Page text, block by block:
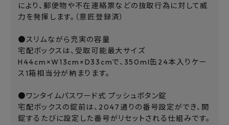
により、郵便物や不在連絡票などの抜取行為に対して威
力を発揮します。（意匠登録済）
●スリムながら充実の容量
宅配ボックスは、受取可能最大サイズ
H44cm×W13cm×D33cmで、350ml缶24本入りケー
ス1箱相当分が納まります。
●ワンタイムパスワード式 プッシュボタン錠
宅配ボックスの錠前は、2047通りの番号設定ができ、開
錠するたびに設定した番号がリセットされる仕組みです。